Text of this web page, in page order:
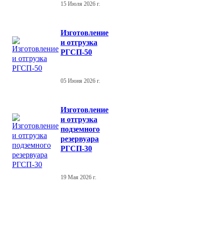
15 Июля 2026 г.
Изготовление
и отгрузка
РГСП-50
05 Июня 2026 г.
Изготовление
и отгрузка
подземного
резервуара
РГСП-30
19 Мая 2026 г.